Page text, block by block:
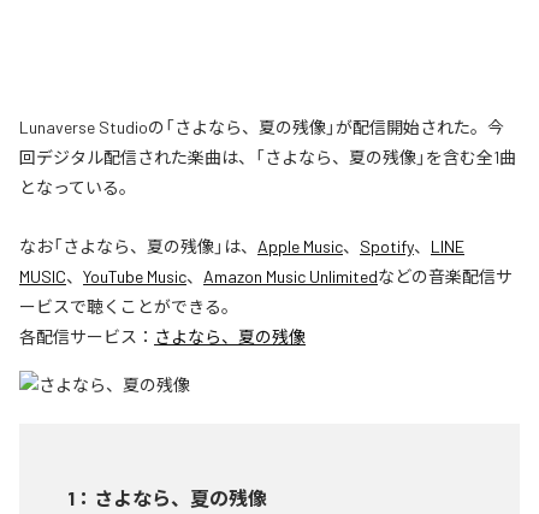
Lunaverse Studioの「さよなら、夏の残像」が配信開始された。今
回デジタル配信された楽曲は、「さよなら、夏の残像」を含む全1曲
となっている。
なお「さよなら、夏の残像」は、 Apple Music、 Spotify、 LINE
MUSIC、 YouTube Music、 Amazon Music Unlimitedなどの音楽配信サ
ービスで聴くことができる。
各配信サービス： さよなら、夏の残像
1 ： さよなら、夏の残像